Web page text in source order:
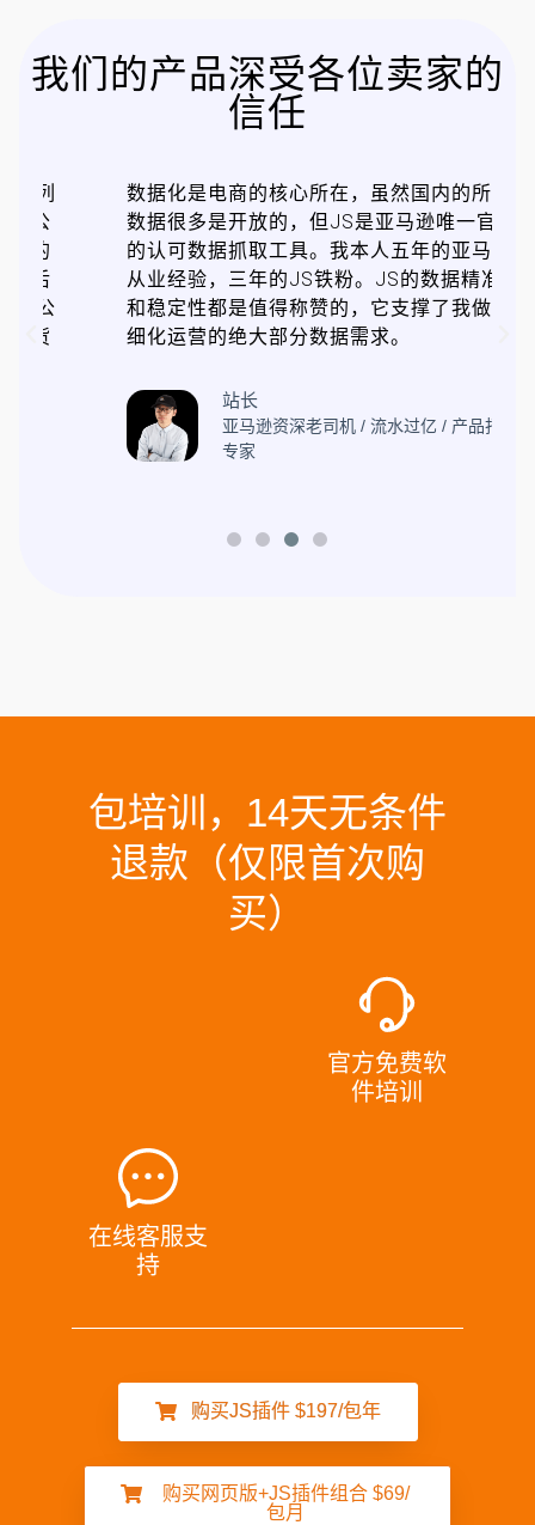
我们的产品深受各位卖家的
信任
Jungle Scout是我最喜欢用的亚马逊运营分
析工具，它可以帮我快速挖掘和分析关键词
数据，快速找到蓝海市场产品，还可以帮我
准确地分析和跟踪竞品销售数据，并且提高
我运营亚马逊店铺的工作效率。我强烈推荐
亚马逊卖家使用Jungle Scout。
曾德威
百聚汇商学院 / 创始人 11年跨境电商运营
经验 / 亚马逊大卖店铺操盘手 / 多款日出
包培训，14天无条件
退款（仅限首次购
买）
官方免费软
件培训
在线客服支
持
购买JS插件 $197/包年
购买网页版+JS插件组合 $69/
包月